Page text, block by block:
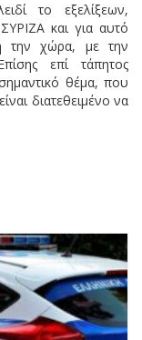
το εξελίξεων,
και για αυτό
την χώρα, με την
επί τάπητος
θέμα, που
διατεθειμένο να